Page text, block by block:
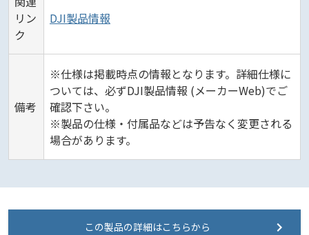
リン
ク
DJI製品情報
備考
※仕様は掲載時点の情報となります。詳細仕様に
ついては、必ずDJI製品情報 (メーカーWeb)でご
確認下さい。
※製品の仕様・付属品などは予告なく変更される
場合があります。
この製品の詳細はこちらから